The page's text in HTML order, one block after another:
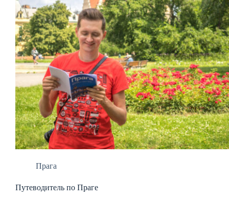
Прага
Путеводитель по Праге